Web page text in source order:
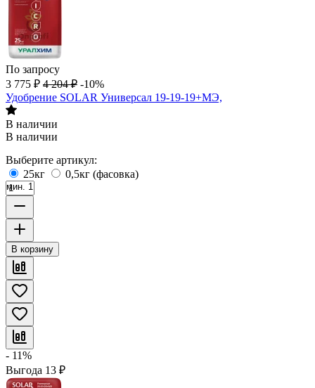
По запросу
3 775 ₽ 4 204 ₽ -10%
Удобрение SOLAR Универсал 19-19-19+МЭ,
В наличии
В наличии
Выберите артикул:
25кг
0,5кг (фасовка)
мин. 1
В корзину
- 11%
Выгода 13 ₽